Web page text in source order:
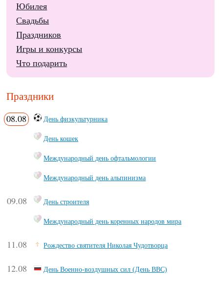
Юбилея
Свадьбы
Праздников
Игры и конкурсы
Что подарить
Праздники
08.08 День физкультурника
День кошек
Международный день офтальмологии
Международный день альпинизма
09.08 День строителя
Международный день коренных народов мира
11.08 Рождество святителя Николая Чудотворца
12.08 День Военно-воздушных сил (День ВВС)